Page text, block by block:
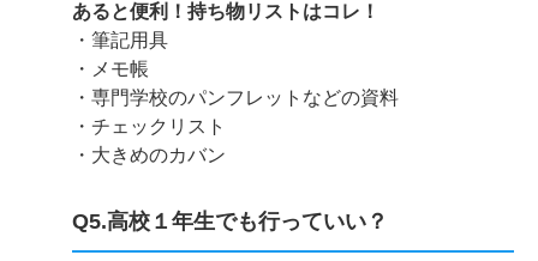
あると便利！持ち物リストはコレ！
・筆記用具
・メモ帳
・専門学校のパンフレットなどの資料
・チェックリスト
・大きめのカバン
Q5.高校１年生でも行っていい？